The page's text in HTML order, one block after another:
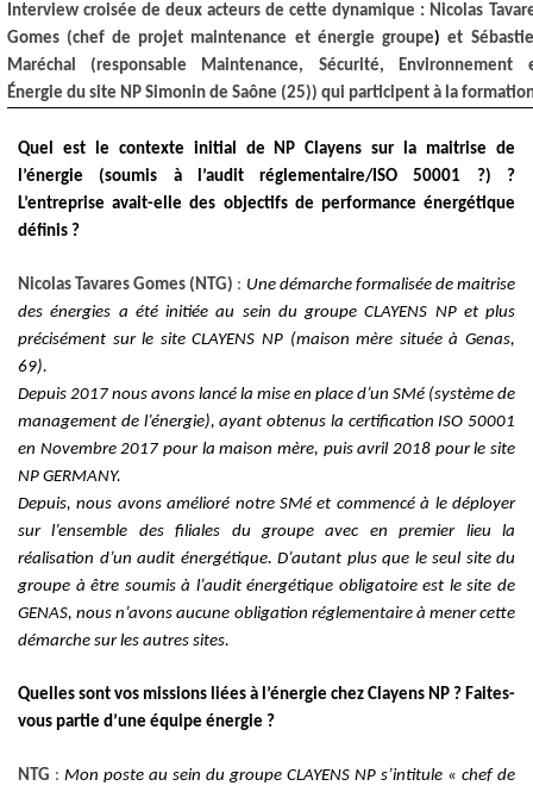
Interview croisée de deux acteurs de cette dynamique : Nicolas
Gomes (chef de projet maintenance et énergie groupe) et
Maréchal (responsable Maintenance, Sécurité, Environnement
Énergie du site NP Simonin de Saône (25)) qui participent à la
Quel est le contexte initial de NP Clayens sur la maitrise de
l’énergie (soumis à l’audit réglementaire/ISO 50001 ?) ?
L’entreprise avait-elle des objectifs de performance énergétique
définis ?
Nicolas Tavares Gomes (NTG) : Une démarche formalisée de maitrise
des énergies a été initiée au sein du groupe CLAYENS NP et plus
précisément sur le site CLAYENS NP (maison mère située à Genas,
69).
Depuis 2017 nous avons lancé la mise en place d’un SMé (système de
management de l’énergie), ayant obtenus la certification ISO 50001
en Novembre 2017 pour la maison mère, puis avril 2018 pour le site
NP GERMANY.
Depuis, nous avons amélioré notre SMé et commencé à le déployer
sur l’ensemble des filiales du groupe avec en premier lieu la
réalisation d’un audit énergétique. D’autant plus que le seul site du
groupe à être soumis à l’audit énergétique obligatoire est le site de
GENAS, nous n’avons aucune obligation réglementaire à mener cette
démarche sur les autres sites.
Quelles sont vos missions liées à l’énergie chez Clayens NP ? Faites-
vous partie d’une équipe énergie ?
NTG : Mon poste au sein du groupe CLAYENS NP s’intitule « chef de